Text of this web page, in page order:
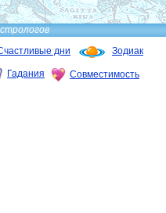
дни Зодиак
Гадания Совместимость